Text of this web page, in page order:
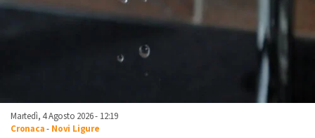
Martedì, 4 Agosto 2026 - 12:19
Cronaca- Novi Ligure